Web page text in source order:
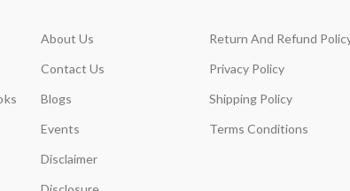
About Us
Contact Us
Blogs
Events
Disclaimer
Return And Refund
Privacy Policy
Shipping Policy
Terms Conditions